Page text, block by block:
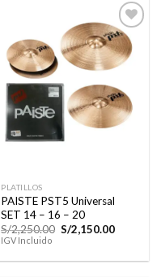
Añadir
lista de
deseos
PLATILLOS
PAISTE PST5 Universal
SET 14 – 16 – 20
S/2,250.00 El
precio
era:
S/2,150.00El
es:
IGV Incluido